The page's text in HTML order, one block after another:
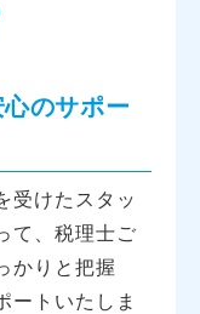
のサポー
受けたスタッ
て、税理士ご
かりと把握
ートいたしま